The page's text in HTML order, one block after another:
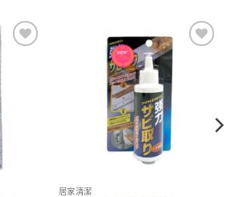
居家清潔